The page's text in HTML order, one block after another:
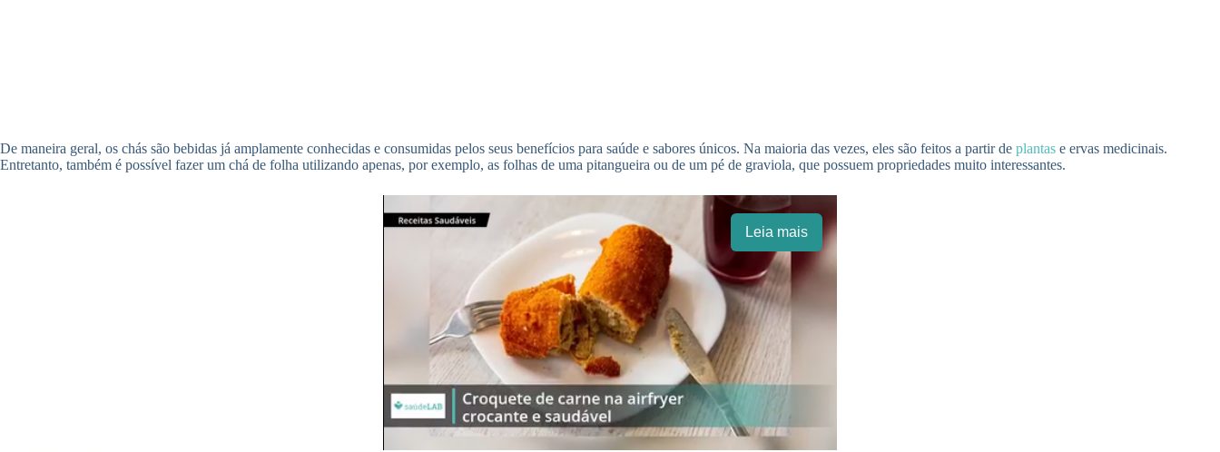
De maneira geral, os chás são bebidas já amplamente conhecidas e consumidas pelos seus benefícios para saúde e sabores únicos. Na maioria das vezes, eles são feitos a partir de plantas e ervas medicinais.
Entretanto, também é possível fazer um chá de folha utilizando apenas, por exemplo, as folhas de uma pitangueira ou de um pé de graviola, que possuem propriedades muito interessantes.
Leia mais